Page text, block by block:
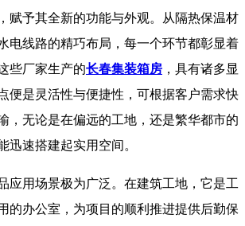
赋予其全新的功能与外观。从隔热保温材
电线路的精巧布局，每一个环节都彰显着
些厂家生产的长春集装箱房 ，具有诸多显
便是灵活性与便捷性，可根据客户需求快
，无论是在偏远的工地，还是繁华都市的
迅速搭建起实用空间。
应用场景极为广泛。在建筑工地，它是工
的办公室，为项目的顺利推进提供后勤保